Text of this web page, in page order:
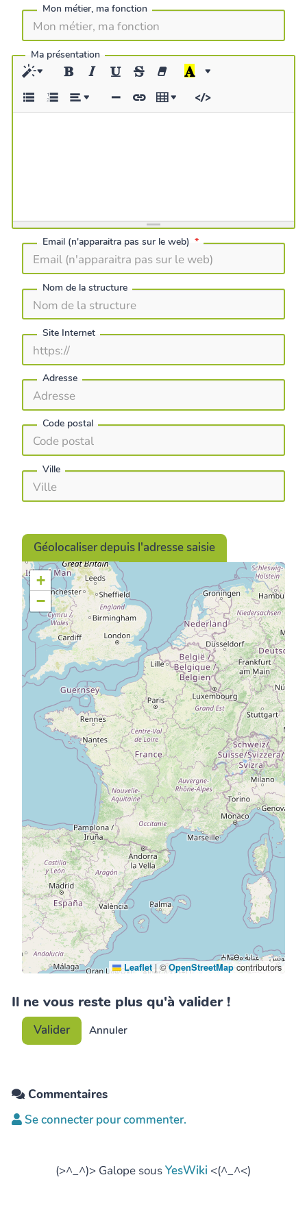
Mon métier, ma fonction
Ma présentation
Email (n'apparaitra pas sur le web)
Nom de la structure
Site Internet
Adresse
Code postal
Ville
Géolocaliser depuis l'adresse saisie
+
−
Leaflet | ©OpenStreetMap contributors
Il ne vous reste plus qu'à valider !
Valider Annuler
Commentaires
Se connecter pour commenter.
(>^_^)> Galope sousYesWiki <(^_^<)